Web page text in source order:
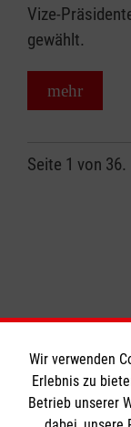
Vize-
gewählt.
mehr
Seite 1 von 36.
Wir verwenden
Erlebnis zu
Betrieb unserer